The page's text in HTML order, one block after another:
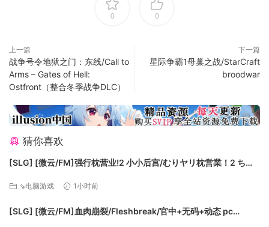
0 0
上一篇
战争号令地狱之门：东线/Call to
Arms – Gates of Hell:
Ostfront（整合冬季战争DLC）
下一篇
星际争霸1母巢之战/StarCraft
broodwar
猜你喜欢
[SLG] [微云/FM]强行枕营业!2 小小后宫/むりヤリ枕営業！2 ちっ
⇘电脑游戏 1小时前
[SLG] [微云/FM]血肉崩裂/Fleshbreak/官中+无码+动态 pc